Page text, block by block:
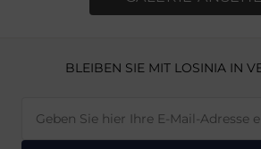
BLEIBEN SIE MIT LOSINIA IN